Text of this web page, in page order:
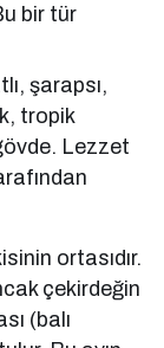
bir tür
şarapsı,
tropik
Lezzet
ortasıdır.
çekirdeğin
(balı